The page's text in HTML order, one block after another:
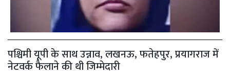
पश्चिमी यूपी के साथ उन्नाव, लखनऊ, फतेहपुर, प्रयागराज में
नेटवर्क फैलाने की थी जिम्मेदारी